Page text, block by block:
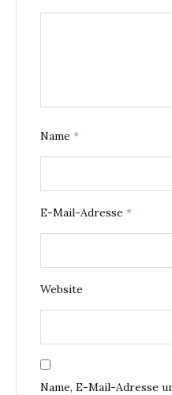
Name *
E-Mail-Adresse *
Website
Name, E-Mail-Adresse